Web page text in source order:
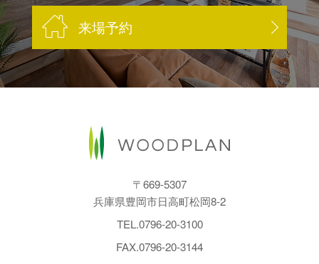
来場予約
〒669-5307
兵庫県豊岡市日高町松岡8-2
TEL.0796-20-3100
FAX.0796-20-3144